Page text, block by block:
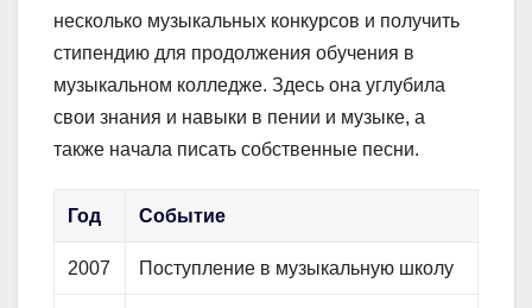
несколько музыкальных конкурсов и получить
стипендию для продолжения обучения в
музыкальном колледже. Здесь она углубила
свои знания и навыки в пении и музыке, а
также начала писать собственные песни.
Год Событие
2007 Поступление в музыкальную школу